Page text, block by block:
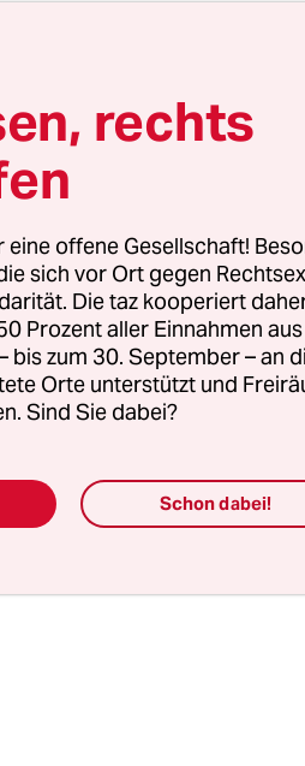
zur
Vor Mitgliedern der
Doch bislang
Abkommen
Hassan Rohani
der Regierung und
die Hoffnung,
Entwicklung des
rechts
offene Gesellschaft!
sich vor Ort gegen
Die taz kooperiert
Prozent aller Einnahmen
bis zum 30. September – an
Orte unterstützt und
Sind Sie dabei?
Schon dabei!